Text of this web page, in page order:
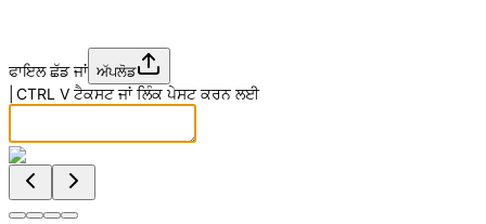
ਫਾਇਲ ਛੱਡ ਜਾਂ ਅੱਪਲੋਡ
CTRL V ਟੈਕਸਟ ਜਾਂ ਲਿੰਕ ਪੇਸਟ ਕਰਨ ਲਈ